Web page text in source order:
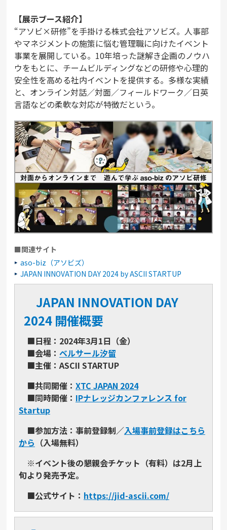
【展示ブース紹介】
“アソビ×研修”を手掛ける株式会社アソビズ。人事部
やマネジメントの施策に悩む管理職に向けたイベント
事業を展開している。10年培った謎解き企画のノウハ
ウをもとに、チームビルディングなどの研修や心理的
安全性を高める社内イベントを提供する。多様な実績
と、オンライン対話／対面／フィールドワーク／日英
言語などの柔軟な対応が特徴だという。
■関連サイト
aso-biz（アソビズ）
JAPAN INNOVATION DAY 2024 by ASCII STARTUP
JAPAN INNOVATION DAY
2024 開催概要
■日程：2024年3月1日（金）
■会場： ベルサール汐留
■主催：ASCII STARTUP
■共同開催： XTC JAPAN 2024
■同時開催： IPナレッジカンファレンス for
Startup
■参加方法：事前登録制／入場事前登録はこちら
から （入場無料）
※イベント後の懇親会チケット（有料）は2⽉上
旬より発売予定。
■公式サイト： https://jid-ascii.com/